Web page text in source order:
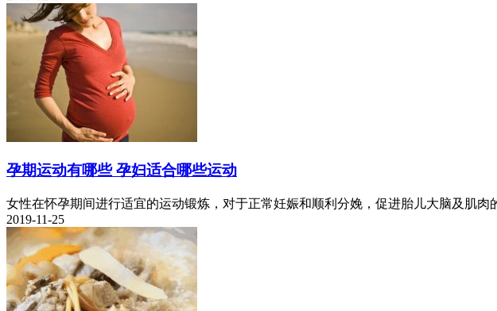
孕期运动有哪些 孕妇适合哪些运动
女性在怀孕期间进行适宜的运动锻炼，对于正常妊娠和顺利分娩，促进胎儿大脑及肌肉
2019-11-25